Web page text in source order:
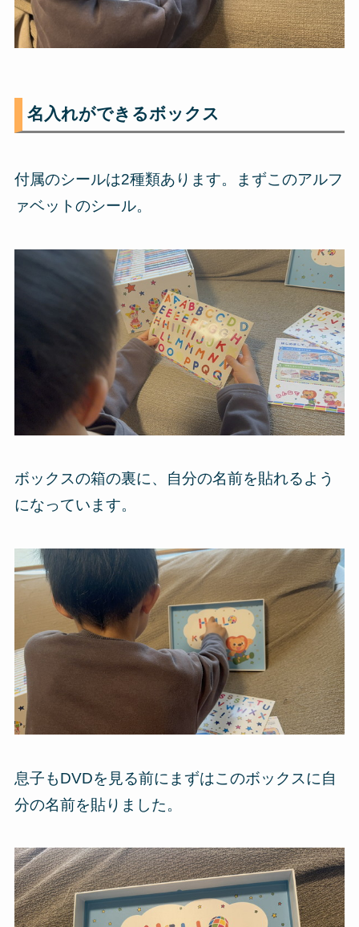
名入れができるボックス
付属のシールは2種類あります。まずこのアルフ
ァベットのシール。
ボックスの箱の裏に、自分の名前を貼れるよう
になっています。
息子もDVDを見る前にまずはこのボックスに自
分の名前を貼りました。